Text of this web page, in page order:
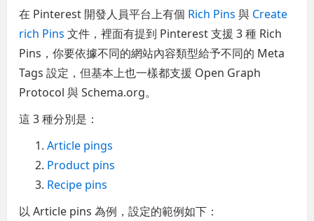
在 Pinterest 開發人員平台上有個 Rich Pins 與 Create
rich Pins 文件，裡面有提到 Pinterest 支援 3 種 Rich
Pins，你要依據不同的網站內容類型給予不同的 Meta
Tags 設定，但基本上也一樣都支援 Open Graph
Protocol 與 Schema.org。
這 3 種分別是：
Article pings
Product pins
Recipe pins
以 Article pins 為例，設定的範例如下：